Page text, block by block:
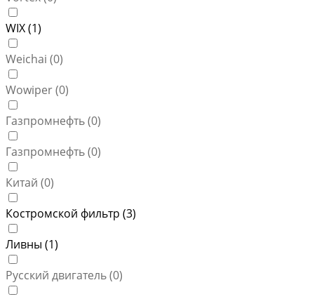
WIX (1)
Weichai (0)
Wowiper (0)
Газпромнефть (0)
Газпромнефть (0)
Китай (0)
Костромской фильтр (3)
Ливны (1)
Русский двигатель (0)